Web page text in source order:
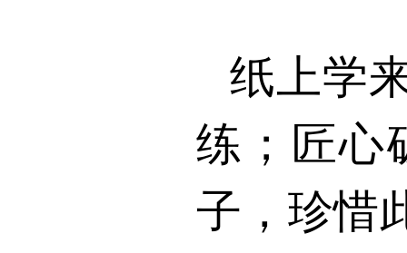
纸上学
练；匠心
子，珍惜